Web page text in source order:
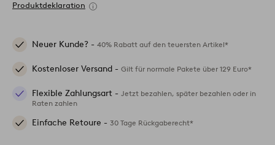
Produktdeklaration
Neuer Kunde? - 40% Rabatt auf den teuersten Artikel*
Kostenloser Versand - Gilt für normale Pakete über 129 Euro*
Flexible Zahlungsart - Jetzt bezahlen, später bezahlen oder in
Raten zahlen
Einfache Retoure - 30 Tage Rückgaberecht*